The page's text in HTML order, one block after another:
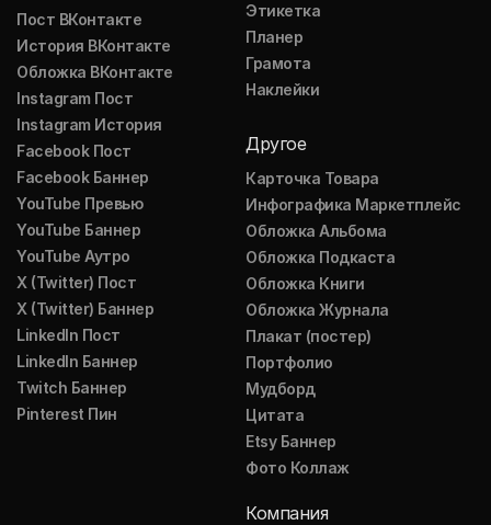
Пост ВКонтакте
История ВКонтакте
Обложка ВКонтакте
Instagram Пост
Instagram История
Facebook Пост
Facebook Баннер
YouTube Превью
YouTube Баннер
YouTube Аутро
X (Twitter) Пост
X (Twitter) Баннер
LinkedIn Пост
LinkedIn Баннер
Twitch Баннер
Pinterest Пин
Этикетка
Планер
Грамота
Наклейки
Другое
Карточка Товара
Инфографика Маркетплейс
Обложка Альбома
Обложка Подкаста
Обложка Книги
Обложка Журнала
Плакат (постер)
Портфолио
Мудборд
Цитата
Etsy Баннер
Фото Коллаж
Компания